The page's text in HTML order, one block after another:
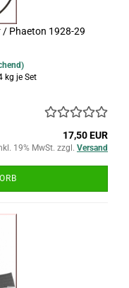
/ Phaeton 1928-29
kg je Set
17,50 EUR
19% MwSt. zzgl. Versand